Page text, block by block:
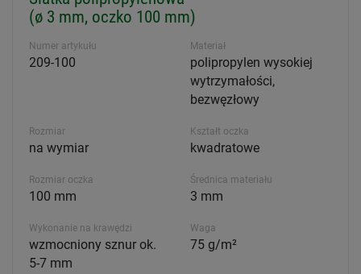
(ø 3 mm, oczko 100 mm)
Numer artykułu
209-100
Materiał
polipropylen wysokiej
wytrzymałości,
bezwęzłowy
Rozmiar
na wymiar
Kształt oczka
kwadratowe
Rozmiar oczka
100 mm
Średnica materiału
3 mm
Wykonanie na krawędzi
wzmocniony sznur ok.
5-7 mm
Waga
75 g/m²